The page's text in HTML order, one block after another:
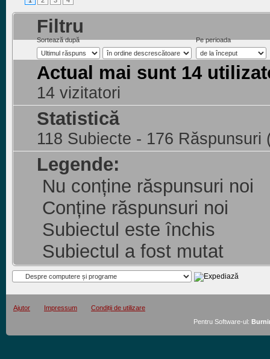
Filtru
Sortează după Pe perioada
Actual mai sunt 14
14 vizitatori
Statistică
118 Subiecte - 176
Legende:
Nu conține răspunsuri noi
Conține răspunsuri noi
Subiectul este închis
Subiectul a fost mutat
Ajutor Impressum
Condiții de utilizare
Pentru Software-ul: